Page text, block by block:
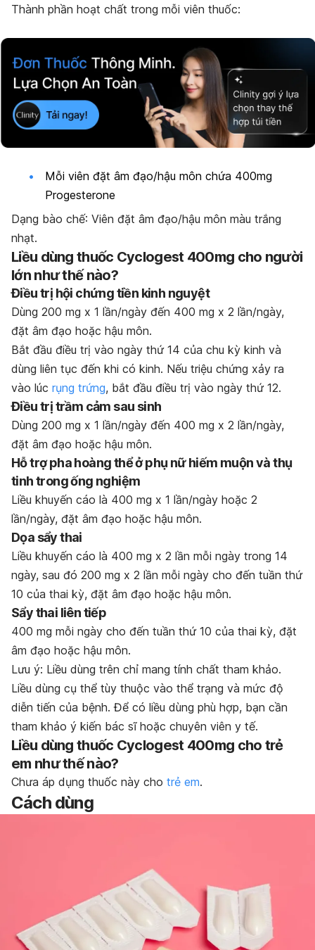
Thành phần hoạt chất trong mỗi viên thuốc:
Mỗi viên đặt âm đạo/hậu môn chứa 400mg
Progesterone
Dạng bào chế: Viên đặt âm đạo/hậu môn màu trắng
nhạt.
Liều dùng thuốc Cyclogest 400mg cho người
lớn như thế nào?
Điều trị hội chứng tiền kinh nguyệt
Dùng 200 mg x 1 lần/ngày đến 400 mg x 2 lần/ngày,
đặt âm đạo hoặc hậu môn.
Bắt đầu điều trị vào ngày thứ 14 của chu kỳ kinh và
dùng liên tục đến khi có kinh. Nếu triệu chứng xảy ra
vào lúc rụng trứng, bắt đầu điều trị vào ngày thứ 12.
Điều trị trầm cảm sau sinh
Dùng 200 mg x 1 lần/ngày đến 400 mg x 2 lần/ngày,
đặt âm đạo hoặc hậu môn.
Hỗ trợ pha hoàng thể ở phụ nữ hiếm muộn và thụ
tinh trong ống nghiệm
Liều khuyến cáo là 400 mg x 1 lần/ngày hoặc 2
lần/ngày, đặt âm đạo hoặc hậu môn.
Dọa sẩy thai
Liều khuyến cáo là 400 mg x 2 lần mỗi ngày trong 14
ngày, sau đó 200 mg x 2 lần mỗi ngày cho đến tuần thứ
10 của thai kỳ, đặt âm đạo hoặc hậu môn.
Sẩy thai liên tiếp
400 mg mỗi ngày cho đến tuần thứ 10 của thai kỳ, đặt
âm đạo hoặc hậu môn.
Lưu ý: Liều dùng trên chỉ mang tính chất tham khảo.
Liều dùng cụ thể tùy thuộc vào thể trạng và mức độ
diễn tiến của bệnh. Để có liều dùng phù hợp, bạn cần
tham khảo ý kiến bác sĩ hoặc chuyên viên y tế.
Liều dùng thuốc Cyclogest 400mg cho trẻ
em như thế nào?
Chưa áp dụng thuốc này cho trẻ em.
Cách dùng